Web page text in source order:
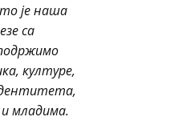
је наша
са
културе,
младима.